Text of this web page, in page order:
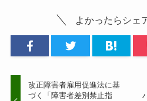
よかったらシェ
改正障害者雇用促進法に基
づく「障害者差別禁止指